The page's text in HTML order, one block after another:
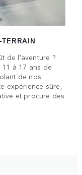
de l'aventure ?
à 17 ans de
de nos
expérience sûre,
et procure des